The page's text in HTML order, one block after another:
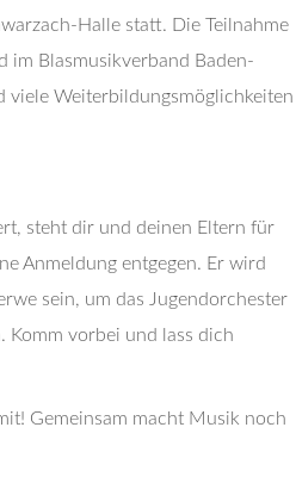
Halle statt. Die Teilnahme
im Blasmusikverband Baden-
viele Weiterbildungsmöglichkeiten
steht dir und deinen Eltern für
Anmeldung entgegen. Er wird
sein, um das Jugendorchester
Komm vorbei und lass dich
Gemeinsam macht Musik noch